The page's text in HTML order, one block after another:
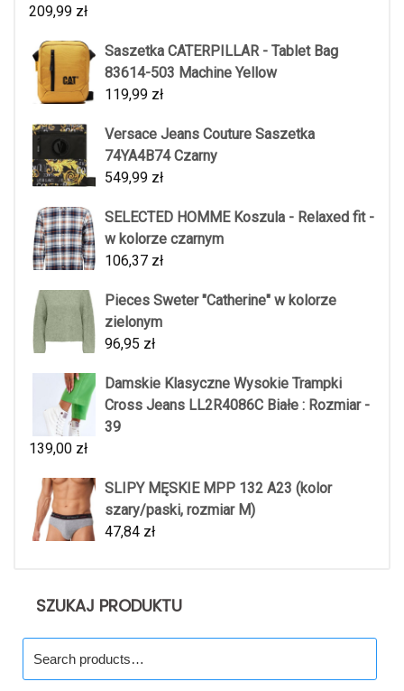
209,99 zł
Saszetka CATERPILLAR - Tablet Bag
83614-503 Machine Yellow
119,99 zł
Versace Jeans Couture Saszetka
74YA4B74 Czarny
549,99 zł
SELECTED HOMME Koszula - Relaxed fit -
w kolorze czarnym
106,37 zł
Pieces Sweter "Catherine" w kolorze
zielonym
96,95 zł
Damskie Klasyczne Wysokie Trampki
Cross Jeans LL2R4086C Białe : Rozmiar -
39
139,00 zł
SLIPY MĘSKIE MPP 132 A23 (kolor
szary/paski, rozmiar M)
47,84 zł
SZUKAJ PRODUKTU
for: